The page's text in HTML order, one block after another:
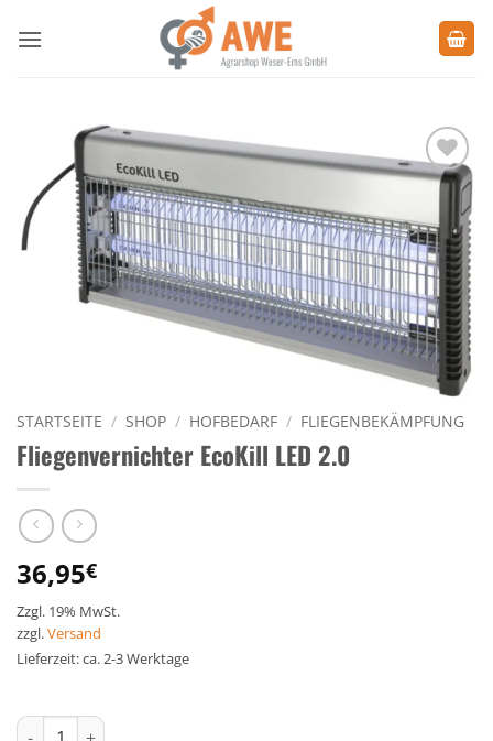
Inhalt
Zu den
hinzufügen
STARTSEITE / SHOP / HOFBEDARF / FLIEGENBEKÄMPFUNG
Fliegenvernichter EcoKill LED 2.0
36,95€
Zzgl. 19% MwSt.
zzgl.Versand
Lieferzeit: ca. 2-3 Werktage
Fliegenvernichter EcoKill LED 2.0 Menge